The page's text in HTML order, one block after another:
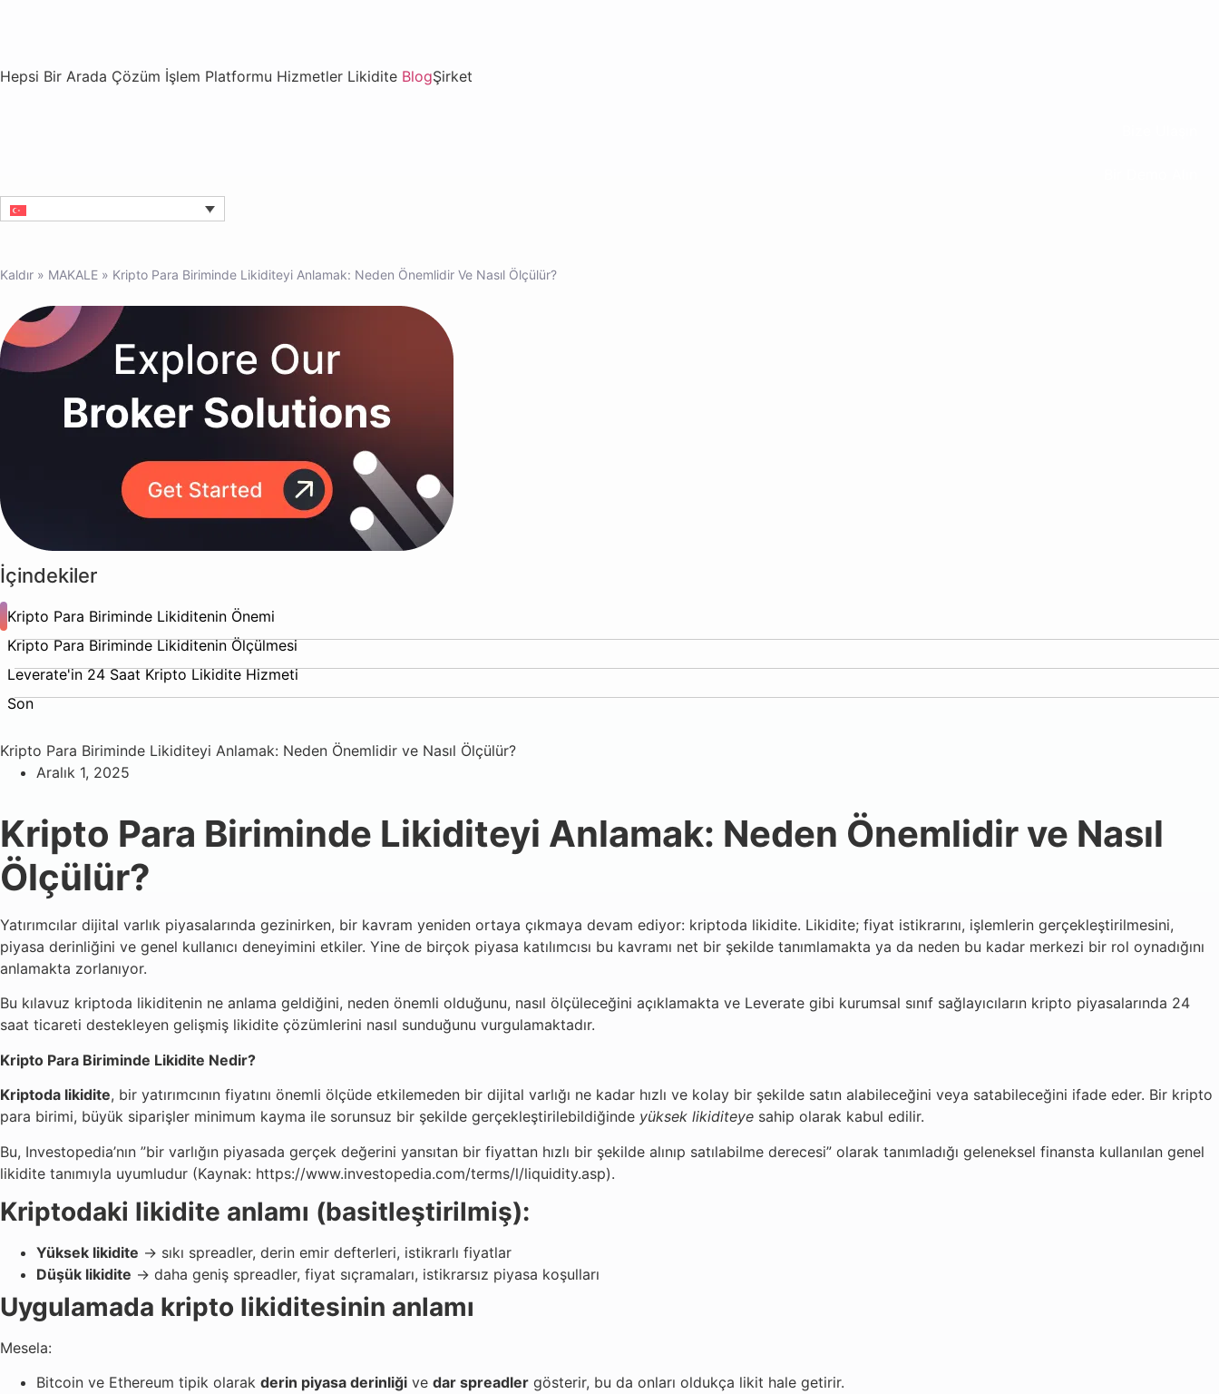
Hepsi Bir Arada Çözüm İşlem Platformu Hizmetler Likidite BlogŞirket
Kaldır » MAKALE » Kripto Para Biriminde Likiditeyi Anlamak: Neden Önemlidir Ve Nasıl Ölçülür?
İçindekiler
Kripto Para Biriminde Likiditenin Önemi
Kripto Para Biriminde Likiditenin Ölçülmesi
Leverate'in 24 Saat Kripto Likidite Hizmeti
Son
Kripto Para Biriminde Likiditeyi Anlamak: Neden Önemlidir ve Nasıl Ölçülür?
Aralık 1, 2025
Kripto Para Biriminde Likiditeyi Anlamak: Neden Önemlidir ve Nasıl
Ölçülür?
Yatırımcılar dijital varlık piyasalarında gezinirken, bir kavram yeniden ortaya çıkmaya devam ediyor: kriptoda likidite. Likidite; fiyat istikrarını, işlemlerin gerçekleştirilmesini,
piyasa derinliğini ve genel kullanıcı deneyimini etkiler. Yine de birçok piyasa katılımcısı bu kavramı net bir şekilde tanımlamakta ya da neden bu kadar merkezi bir rol oynadığını
anlamakta zorlanıyor.
Bu kılavuz kriptoda likiditenin ne anlama geldiğini, neden önemli olduğunu, nasıl ölçüleceğini açıklamakta ve Leverate gibi kurumsal sınıf sağlayıcıların kripto piyasalarında 24
saat ticareti destekleyen gelişmiş likidite çözümlerini nasıl sunduğunu vurgulamaktadır.
Kripto Para Biriminde Likidite Nedir?
Kriptoda likidite, bir yatırımcının fiyatını önemli ölçüde etkilemeden bir dijital varlığı ne kadar hızlı ve kolay bir şekilde satın alabileceğini veya satabileceğini ifade eder. Bir kripto
para birimi, büyük siparişler minimum kayma ile sorunsuz bir şekilde gerçekleştirilebildiğinde yüksek likiditeye sahip olarak kabul edilir.
Bu, Investopedia’nın ”bir varlığın piyasada gerçek değerini yansıtan bir fiyattan hızlı bir şekilde alınıp satılabilme derecesi” olarak tanımladığı geleneksel finansta kullanılan genel
likidite tanımıyla uyumludur (Kaynak: https://www.investopedia.com/terms/l/liquidity.asp).
Kriptodaki likidite anlamı (basitleştirilmiş):
Yüksek likidite → sıkı spreadler, derin emir defterleri, istikrarlı fiyatlar
Düşük likidite → daha geniş spreadler, fiyat sıçramaları, istikrarsız piyasa koşulları
Uygulamada kripto likiditesinin anlamı
Mesela:
Bitcoin ve Ethereum tipik olarak derin piyasa derinliği ve dar spreadler gösterir, bu da onları oldukça likit hale getirir.